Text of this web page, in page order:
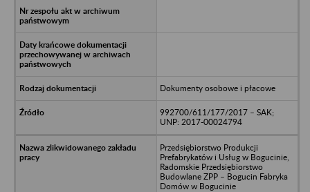
Dokumenty osobowe i płacowe
992700/611/177/2017 – SAK;
UNP: 2017-00024794
Przedsiębiorstwo Produkcji
Prefabrykatów i Usług w Bogucinie,
Radomskie Przedsiębiorstwo
Budowlane ZPP – Bogucin Fabryka
Domów w Bogucinie